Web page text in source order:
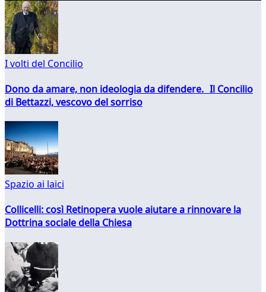
I volti del Concilio
Dono da amare, non ideologia da difendere. Il Concilio
di Bettazzi, vescovo del sorriso
Spazio ai laici
Collicelli: così Retinopera vuole aiutare a rinnovare la
Dottrina sociale della Chiesa